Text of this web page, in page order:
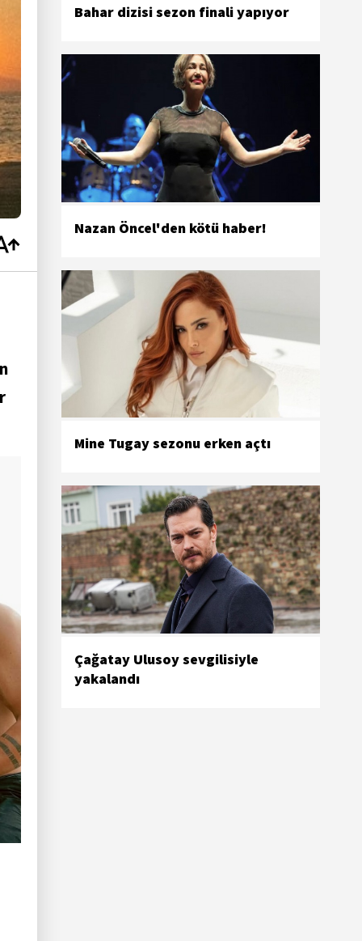
Bahar dizisi sezon finali yapıyor
Nazan Öncel'den kötü haber!
Mine Tugay sezonu erken açtı
Çağatay Ulusoy sevgilisiyle
yakalandı